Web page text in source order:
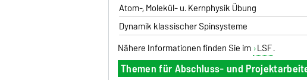
Atom-, Molekül- u. Kernphysik Übung
Dynamik klassischer Spinsysteme
Nähere Informationen finden Sie im LSF.
Themen für Abschluss- und